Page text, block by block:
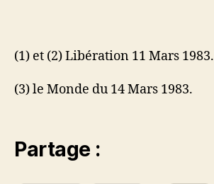
(1) et (2) Libération 11 Mars 1983.
(3) le Monde du 14 Mars 1983.
Partage :